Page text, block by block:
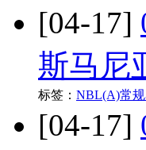
[04-17]
斯马尼
标签： NBL(A)常
[04-17]